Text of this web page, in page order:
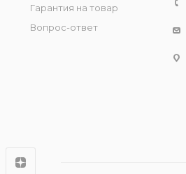
Гарантия на товар
Вопрос-ответ